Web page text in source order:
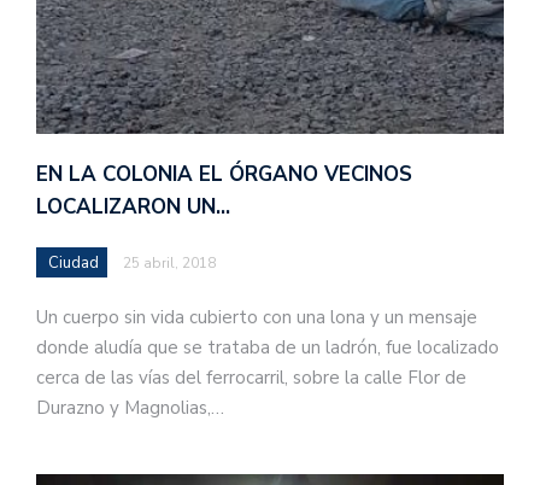
EN LA COLONIA EL ÓRGANO VECINOS
LOCALIZARON UN…
Ciudad 25 abril, 2018
Un cuerpo sin vida cubierto con una lona y un mensaje
donde aludía que se trataba de un ladrón, fue localizado
cerca de las vías del ferrocarril, sobre la calle Flor de
Durazno y Magnolias,…